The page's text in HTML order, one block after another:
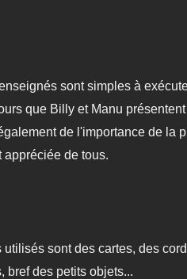
sont simples à
que Billy et Manu
de l'importance de la
appréciée de tous.
utilisés sont des cartes, des
bref des petits objets...